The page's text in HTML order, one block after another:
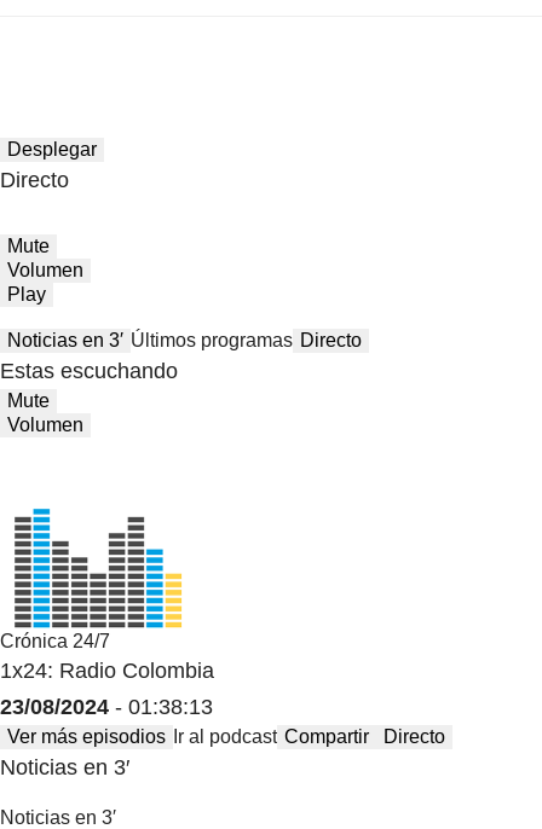
Desplegar
Directo
Mute
Volumen
Play
Noticias en 3′ Últimos programas Directo
Estas escuchando
Mute
Volumen
Crónica 24/7
1x24: Radio Colombia
23/08/2024 - 01:38:13
Ver más episodios Ir al podcast Compartir Directo
Noticias en 3′
Noticias en 3′